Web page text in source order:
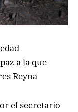
a la que
Reyna
el secretario